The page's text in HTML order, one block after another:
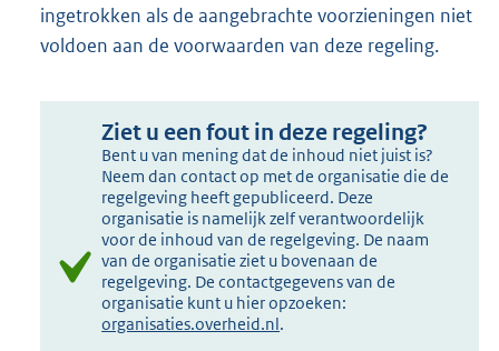
ingetrokken als de aangebrachte voorzieningen niet
voldoen aan de voorwaarden van deze regeling.
Ziet u een fout in deze regeling?
Bent u van mening dat de inhoud niet juist is?
Neem dan contact op met de organisatie die de
regelgeving heeft gepubliceerd. Deze
organisatie is namelijk zelf verantwoordelijk
voor de inhoud van de regelgeving. De naam
van de organisatie ziet u bovenaan de
regelgeving. De contactgegevens van de
organisatie kunt u hier opzoeken:
organisaties.overheid.nl.